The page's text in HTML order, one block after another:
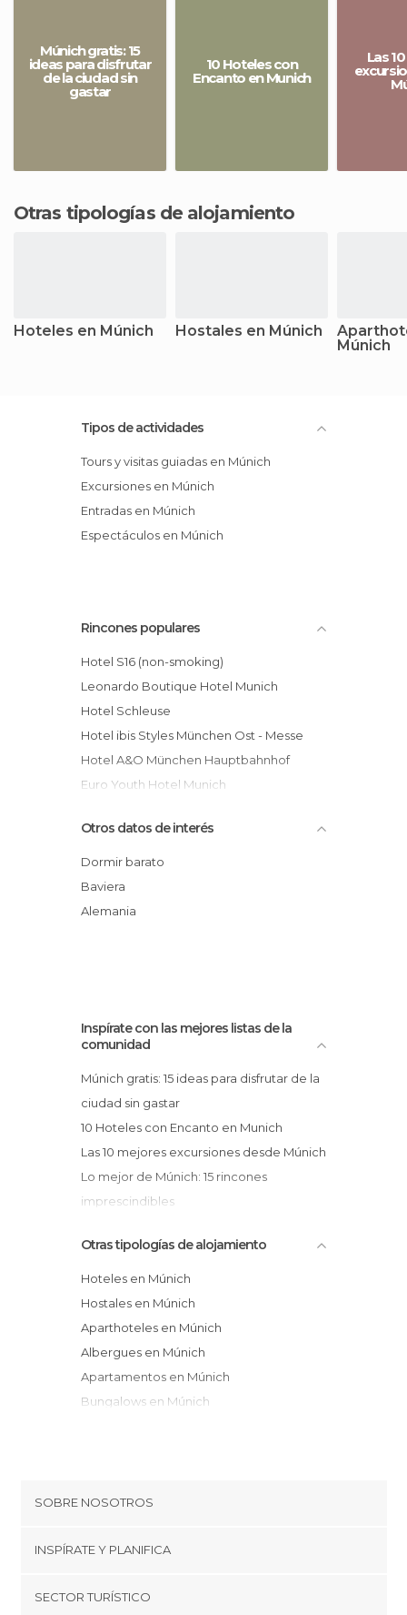
Múnich gratis: 15
ideas para disfrutar
de la ciudad sin
gastar
10 Hoteles con
Encanto en Munich
Las
Otras tipologías de alojamiento
Hoteles en Múnich Hostales en Múnich
Múnich
Tipos de actividades
Tours y visitas guiadas en Múnich
Excursiones en Múnich
Entradas en Múnich
Espectáculos en Múnich
Rincones populares
Hotel S16 (non-smoking)
Leonardo Boutique Hotel Munich
Hotel Schleuse
Hotel ibis Styles München Ost - Messe
Hotel A&O München Hauptbahnhof
Euro Youth Hotel Munich
Parkstadt Schwabing
1st Creatif Hotel Elephant
Hotel Deutsche Eiche
The Flushing Meadows Hotel
Otros datos de interés
Dormir barato
Baviera
Alemania
Inspírate con las mejores listas de la
comunidad
Múnich gratis: 15 ideas para disfrutar de la
ciudad sin gastar
10 Hoteles con Encanto en Munich
Las 10 mejores excursiones desde Múnich
Lo mejor de Múnich: 15 rincones
imprescindibles
Otras tipologías de alojamiento
Hoteles en Múnich
Hostales en Múnich
Aparthoteles en Múnich
Albergues en Múnich
Apartamentos en Múnich
Bungalows en Múnich
SOBRE NOSOTROS
Cookies
Términos y condiciones
INSPÍRATE Y PLANIFICA
SECTOR TURÍSTICO